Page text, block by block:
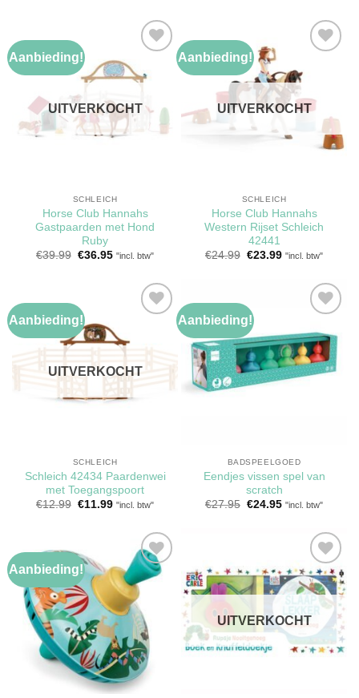
Aanbieding!
Toevoegen
aan
UITVERKOCHT
SCHLEICH
Horse Club Hannahs
Gastpaarden met Hond
Ruby
€39.99 Oorspronkelijke
€36.95Huidige
€36.95.
"incl. btw"
Aanbieding!
Toevoegen
verlanglijst
UITVERKOCHT
SCHLEICH
Horse Club Hannahs
Western Rijset Schleich
42441
€24.99 Oorspronkelijke
€23.99Huidige
€23.99.
"incl. btw"
Aanbieding!
Toevoegen
UITVERKOCHT
SCHLEICH
Schleich 42434 Paardenwei
met Toegangspoort
€12.99 Oorspronkelijke
€11.99Huidige
€11.99.
"incl. btw"
Aanbieding!
Toevoegen
aan
verlanglijst
BADSPEELGOED
Eendjes vissen spel van
scratch
€27.95 Oorspronkelijke
€24.95Huidige
€24.95.
"incl. btw"
Aanbieding!
Toevoegen
aan
verlanglijst
Toevoegen
aan
verlanglijst
UITVERKOCHT